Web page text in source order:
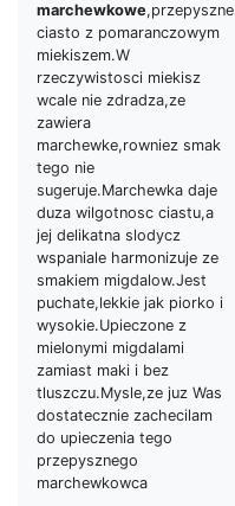
marchewkowe,przepyszne
ciasto z pomaranczowym
miekiszem.W
rzeczywistosci miekisz
wcale nie zdradza,ze
zawiera
marchewke,rowniez smak
tego nie
sugeruje.Marchewka daje
duza wilgotnosc ciastu,a
jej delikatna slodycz
wspaniale harmonizuje ze
smakiem migdalow.Jest
puchate,lekkie jak piorko i
wysokie.Upieczone z
mielonymi migdalami
zamiast maki i bez
tluszczu.Mysle,ze juz Was
dostatecznie zachecilam
do upieczenia tego
przepysznego
marchewkowca